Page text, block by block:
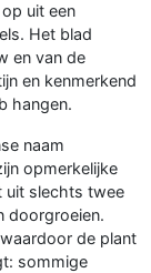
uit een
Het blad
en van de
en kenmerkend
hangen.
naam
opmerkelijke
uit slechts twee
doorgroeien.
de plant
sommige